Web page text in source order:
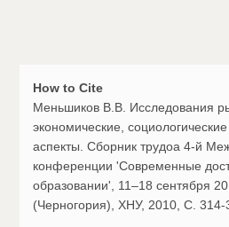
How to Cite
Меньшиков В.В. Исследования
экономические,
аспекты. Сборник трудоа 4-й
конференции 'Современные
образовании', 11–18 сентября
(Черногория), ХНУ, 2010, С. 314-